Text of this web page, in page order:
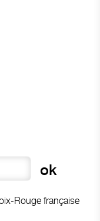
Rouge française